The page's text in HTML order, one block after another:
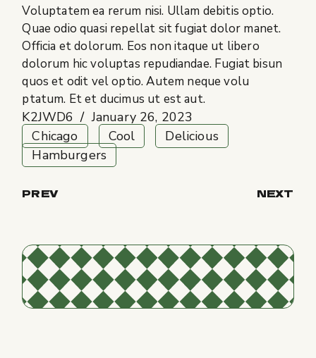
Voluptatem ea rerum nisi. Ullam debitis optio.
Quae odio quasi repellat sit fugiat dolor manet.
Officia et dolorum. Eos non itaque ut libero
dolorum hic voluptas repudiandae. Fugiat bisun
quos et odit vel optio. Autem neque volu
ptatum. Et et ducimus ut est aut.
K2JWD6
January 26, 2023
Chicago
Cool
Delicious
Hamburgers
PREV NEXT